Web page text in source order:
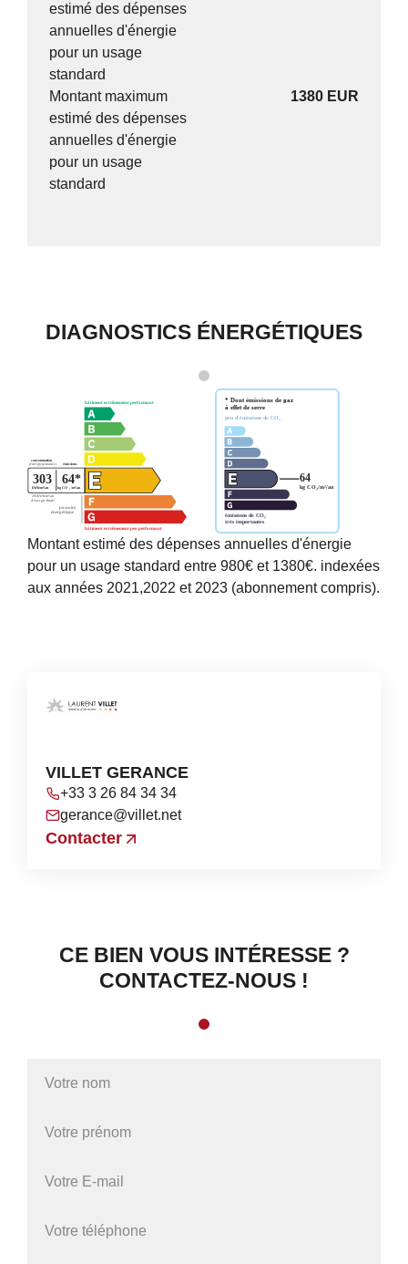
estimé des dépenses
annuelles d'énergie
pour un usage
standard
Montant maximum
estimé des dépenses
annuelles d'énergie
pour un usage
standard
1380 EUR
DIAGNOSTICS ÉNERGÉTIQUES
Montant estimé des dépenses annuelles d'énergie
pour un usage standard entre 980€ et 1380€. indexées
aux années 2021,2022 et 2023 (abonnement compris).
VILLET GERANCE
+33 3 26 84 34 34
gerance@villet.net
Contacter
CE BIEN VOUS INTÉRESSE ?
CONTACTEZ-NOUS !